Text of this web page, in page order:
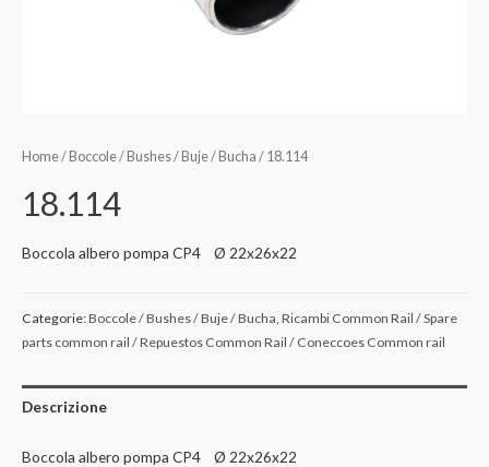
Home/ Boccole / Bushes / Buje / Bucha / 18.114
18.114
Boccola albero pompa CP4 Ø 22x26x22
Categorie:Boccole / Bushes / Buje / Bucha, Ricambi Common Rail / Spare
parts common rail / Repuestos Common Rail / Coneccoes Common rail
Descrizione
Boccola albero pompa CP4 Ø 22x26x22